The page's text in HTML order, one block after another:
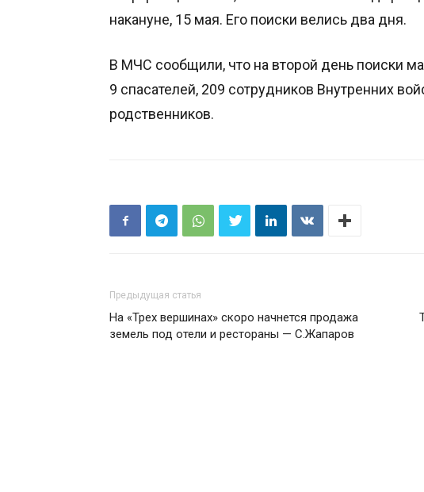
накануне, 15 мая. Его поиски велись два дня.
В МЧС сообщили, что на второй день поиски
9 спасателей, 209 сотрудников Внутренних
родственников.
Предыдущая статья
На «Трех вершинах» скоро начнется продажа
земель под отели и рестораны — С.Жапаров